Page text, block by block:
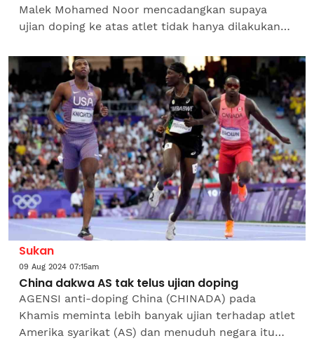
Malek Mohamed Noor mencadangkan supaya
ujian doping ke atas atlet tidak hanya dilakukan
semasa sesi...
Sukan
09 Aug 2024 07:15am
China dakwa AS tak telus ujian doping
AGENSI anti-doping China (CHINADA) pada
Khamis meminta lebih banyak ujian terhadap atlet
Amerika syarikat (AS) dan menuduh negara itu